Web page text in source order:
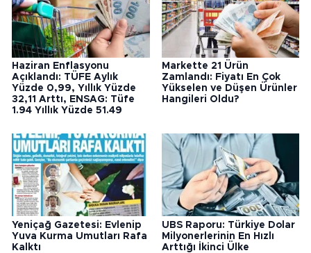
Haziran Enflasyonu
Açıklandı: TÜFE Aylık
Yüzde 0,99, Yıllık Yüzde
32,11 Arttı, ENSAG: Tüfe
1.94 Yıllık Yüzde 51.49
Markette 21 Ürün
Zamlandı: Fiyatı En Çok
Yükselen ve Düşen Ürünler
Hangileri Oldu?
Yeniçağ Gazetesi: Evlenip
Yuva Kurma Umutları Rafa
Kalktı
UBS Raporu: Türkiye Dolar
Milyonerlerinin En Hızlı
Arttığı İkinci Ülke